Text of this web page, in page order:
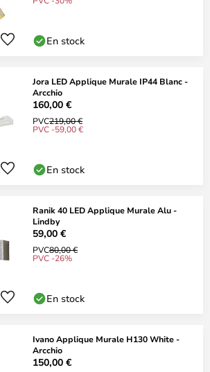
En stock
Jora LED Applique Murale IP44 Blanc -
Arcchio
160,00 €
PVC219,00 €
PVC -59,00 €
En stock
Ranik 40 LED Applique Murale Alu -
Lindby
59,00 €
PVC80,00 €
PVC -26%
En stock
Ivano Applique Murale H130 White -
Arcchio
150,00 €